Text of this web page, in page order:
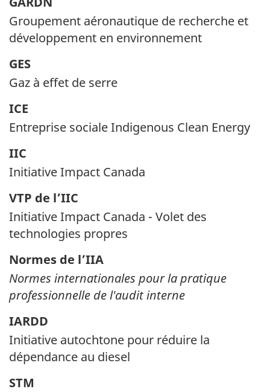
Groupement aéronautique de recherche et
développement en environnement
GES
Gaz à effet de serre
ICE
Entreprise sociale Indigenous Clean Energy
IIC
Initiative Impact Canada
VTP de l’IIC
Initiative Impact Canada - Volet des
technologies propres
Normes de l’IIA
Normes internationales pour la pratique
professionnelle de l'audit interne
IARDD
Initiative autochtone pour réduire la
dépendance au diesel
STM